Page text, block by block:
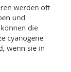
werden oft
und
die
cyanogene
wenn sie in